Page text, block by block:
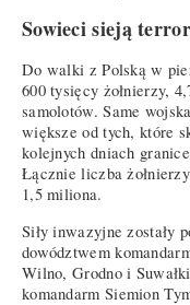
Sowieci sieją terror
Do walki z Polską w
600 tysięcy żołnierzy,
samolotów. Same
większe od tych, które
kolejnych dniach
Łącznie liczba
1,5 miliona.
Siły inwazyjne zostały
dowództwem
Wilno, Grodno i
komandarm Siemion